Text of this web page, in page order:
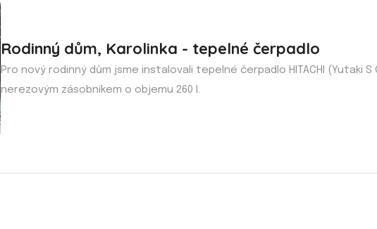
Rodinný dům, Karolinka - tepelné čerpadlo
Pro nový rodinný dům jsme instalovali tepelné čerpadlo HITACHI (Yutaki
nerezovým zásobníkem o objemu 260 l.